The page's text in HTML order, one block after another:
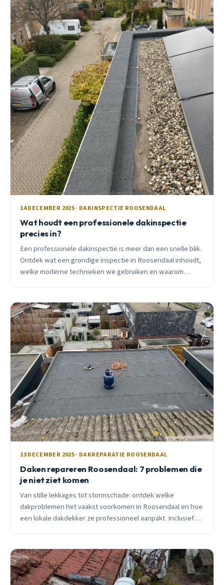
14 DECEMBER 2025 · DAKINSPECTIE ROOSENDAAL
Wat houdt een professionele dakinspectie
precies in?
Een professionele dakinspectie is meer dan een snelle blik.
Ontdek wat een grondige inspectie in Roosendaal inhoudt,
welke moderne technieken we gebruiken en waarom
13 DECEMBER 2025 · DAKREPARATIE ROOSENDAAL
Daken repareren Roosendaal: 7 problemen die
je niet ziet komen
Van stille lekkages tot stormschade: ontdek welke
dakproblemen het vaakst voorkomen in Roosendaal en hoe
een lokale dakdekker ze professioneel aanpakt. Inclusief